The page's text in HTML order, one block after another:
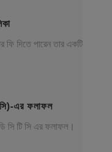
ফি দিতে পারেন তার একটি
এর ফলাফল
সি টি সি এর ফলাফল।